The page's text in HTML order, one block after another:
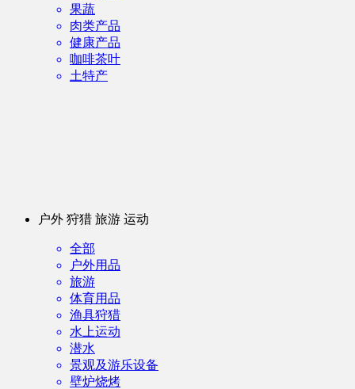
果蔬
肉类产品
健康产品
咖啡茶叶
土特产
户外 狩猎 旅游 运动
全部
户外用品
旅游
体育用品
渔具狩猎
水上运动
潜水
景观及游乐设备
壁炉烧烤